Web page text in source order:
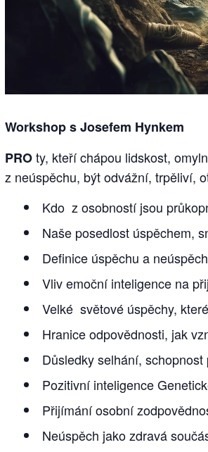
Workshop s Josefem Hynkem
PROty, kteří chápou lidskost,
z neúspěchu, být odvážní, trpěliví,
Kdo z osobností jsou
Naše posedlost úspěchem,
Definice úspěchu a
Vliv emoční inteligence na
Velké světové úspěchy,
Hranice odpovědnosti, jak
Důsledky selhání,
Pozitivní inteligence
Přijímání osobní
Neúspěch jako zdravá